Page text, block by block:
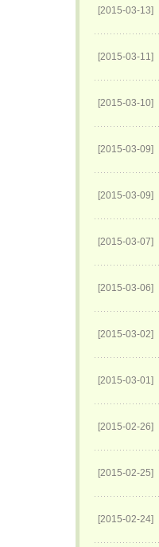
[2015-03-13]
[2015-03-11]
[2015-03-10]
[2015-03-09]
[2015-03-09]
[2015-03-07]
[2015-03-06]
[2015-03-02]
[2015-03-01]
[2015-02-26]
[2015-02-25]
[2015-02-24]